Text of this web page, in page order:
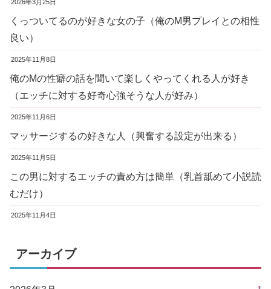
2026年3月25日
くっついてるのが好きな女の子（俺のM男プレイとの相性
良い）
2025年11月8日
俺のMの性癖の話を聞いて楽しくやってくれる人が好き
（エッチに対する好奇心強そうな人が好み）
2025年11月6日
マッサージするの好きな人（興奮する設定が出来る）
2025年11月5日
この男に対するエッチの責め方は簡単（乳首舐めて小説読
むだけ）
2025年11月4日
アーカイブ